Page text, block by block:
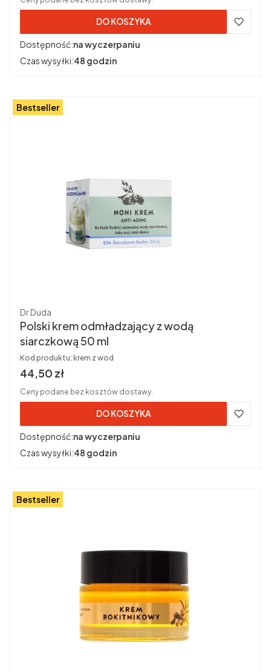
DO KOSZYKA
Dostępność:na wyczerpaniu
Czas wysyłki:48 godzin
Bestseller
Producent
Dr Duda
Polski krem odmładzający z wodą
siarczkową 50 ml
Kod produktu: krem z wod
Cena brutto
44,50 zł
Ceny podane bez kosztów dostawy.
DO KOSZYKA
Dostępność:na wyczerpaniu
Czas wysyłki:48 godzin
Bestseller